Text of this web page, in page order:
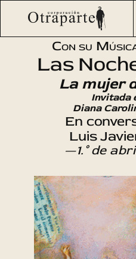
Saltar
Otraparte.org /Agenda
Con su
Las
La mujer
Invitada
Diana
En
Luis
—1.° de